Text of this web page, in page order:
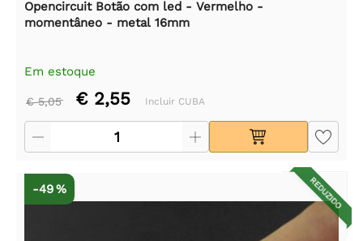
Opencircuit Botão com led - Vermelho -
momentâneo - metal 16mm
Em estoque
€ 5,05 € 2,55 Incluir CUBA
REDUZIDO
-49 %